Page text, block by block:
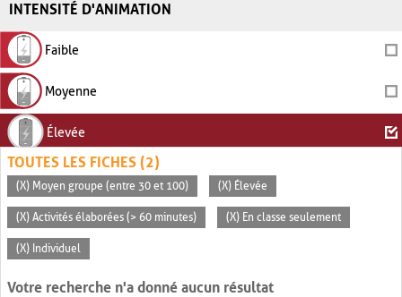
INTENSITÉ D'ANIMATION
Faible
Moyenne
Élevée
TOUTES LES FICHES (2)
(X) Moyen groupe (entre 30 et 100) (X) Élevée
(X) Activités élaborées (> 60 minutes) (X) En classe seulement
(X) Individuel
Votre recherche n'a donné aucun résultat